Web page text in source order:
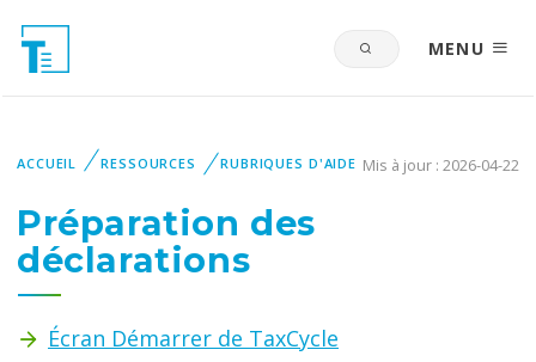
MENU
ACCUEIL RESSOURCES RUBRIQUES D'AIDE Mis à jour : 2026-04-22
Préparation des
déclarations
Écran Démarrer de TaxCycle